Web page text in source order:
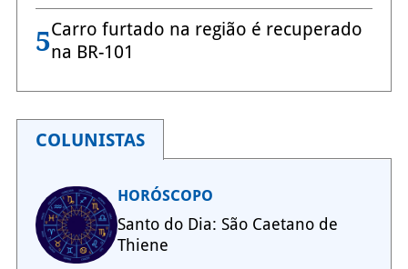
5Carro furtado na região é recuperado
na BR-101
COLUNISTAS
HORÓSCOPO
Santo do Dia: São Caetano de
Thiene